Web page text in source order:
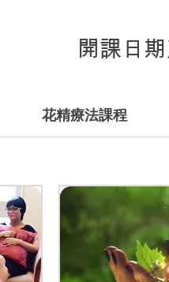
開課日
花精療法課程